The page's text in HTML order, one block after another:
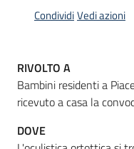
Centri
famiglie
Informazioni
locali
CondividiVedi azioni
RIVOLTO A
Bambini residenti a
ricevuto a casa la
DOVE